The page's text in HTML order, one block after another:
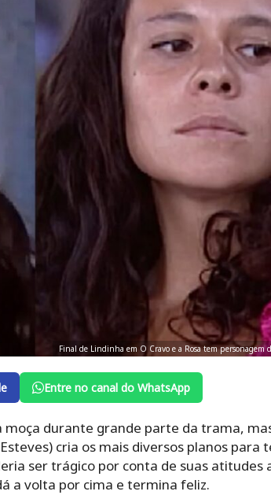
Final de Lindinha em O Cravo e a Rosa tem personagem
Entre no canal do WhatsApp
durante grande parte da trama,
cria os mais diversos planos para
ser trágico por conta de suas atitudes
a volta por cima e termina feliz.